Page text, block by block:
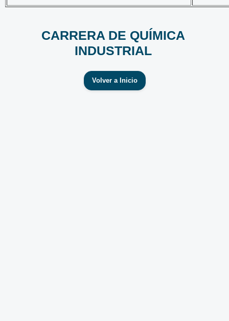
CARRERA DE QUÍMICA
INDUSTRIAL
Volver a Inicio